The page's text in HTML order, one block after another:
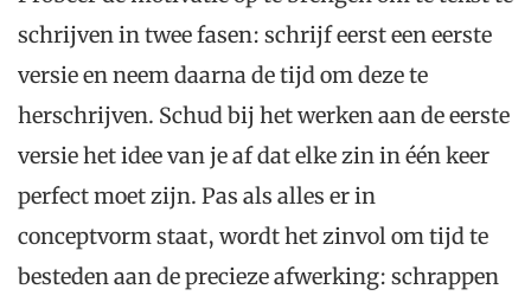
schrijven in twee fasen: schrijf eerst een eerste
versie en neem daarna de tijd om deze te
herschrijven. Schud bij het werken aan de eerste
versie het idee van je af dat elke zin in één keer
perfect moet zijn. Pas als alles er in
conceptvorm staat, wordt het zinvol om tijd te
besteden aan de precieze afwerking: schrappen